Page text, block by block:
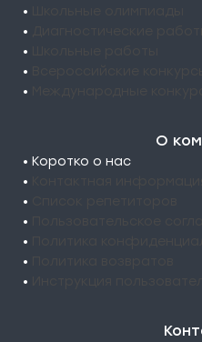
•
•
•
•
•
О
• Коротко о нас
•
•
•
•
•
•